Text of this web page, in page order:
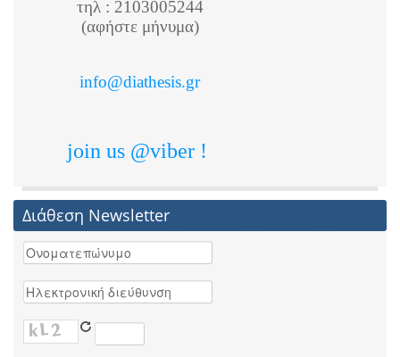
τηλ : 2103005244
(αφήστε μήνυμα)
info@diathesis.gr
join us @viber !
Διάθεση Newsletter